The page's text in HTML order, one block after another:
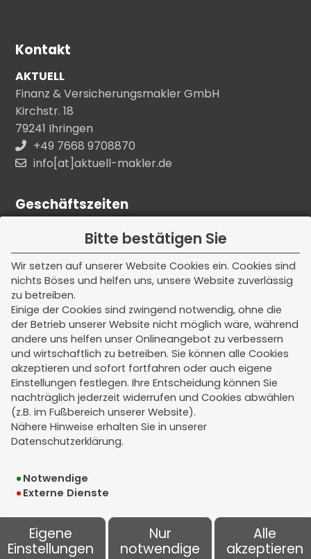
Bitte bestätigen Sie
Wir setzen auf unserer Website Cookies ein. Cookies sind
nichts Böses und helfen uns, unsere Website zuverlässig
zu betreiben.
Einige der Cookies sind zwingend notwendig, ohne die
der Betrieb unserer Website nicht möglich wäre, während
andere uns helfen unser Onlineangebot zu verbessern
und wirtschaftlich zu betreiben. Sie können alle Cookies
akzeptieren und sofort fortfahren oder auch eigene
Einstellungen festlegen. Ihre Entscheidung können Sie
nachträglich jederzeit widerrufen und Cookies abwählen
(z.B. im Fußbereich unserer Website).
Nähere Hinweise erhalten Sie in unserer
Datenschutzerklärung.
Notwendige
Externe Dienste
Eigene
Einstellungen
Nur
notwendige
Alle
akzeptieren
Kontakt
AKTUELL
Finanz & Versicherungsmakler GmbH
Kirchstr. 18
79241 Ihringen
+49 7668 9708870
info[at]aktuell-makler.de
Geschäftszeiten
Unsere Kern - Bürozeiten:
Montag - Freitag
08:00 - 12:00 Uhr
Termine außerhalb dieser Zeiten nach
Vereinbarung.
Rechtliches
Impressum
Datenschutz
Cookie-Einstellungen